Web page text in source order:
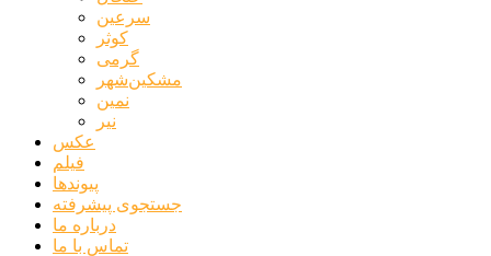
سرعین
کوثر
گرمی
مشکین‌شهر
نمین
نیر
عکس
فیلم
پیوندها
جستجوی پیشرفته
درباره ما
تماس با ما